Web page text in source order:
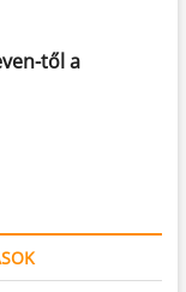
től a